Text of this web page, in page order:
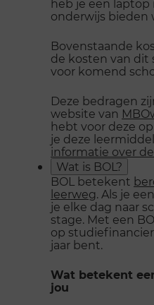
heb je een laptop
onderwijs bieden
Bovenstaande
de kosten van dit
voor komend
Deze bedragen
website van
hebt voor deze
je deze
informatie over
Wat is BOL?
BOL betekent
leerweg. Als je
je elke dag naar
stage. Met een
op
jaar bent.
Wat betekent
jou